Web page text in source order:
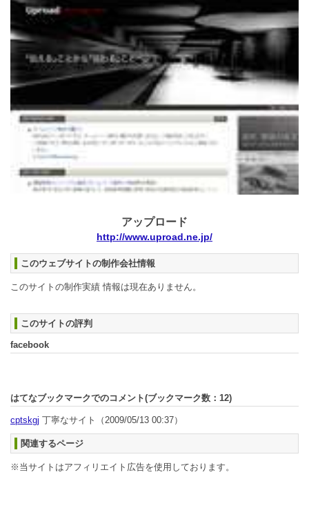
アップロード
http://www.uproad.ne.jp/
このウェブサイトの制作会社情報
このサイトの制作実績 情報は現在ありません。
このサイトの評判
facebook
はてなブックマークでのコメント(ブックマーク数： 12)
cptskgj 丁寧なサイト （2009/05/13 00:37）
関連するページ
※当サイトはアフィリエイト広告を使用しております。